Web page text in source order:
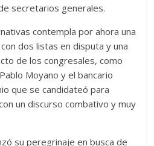
secretarios generales.
contempla por ahora una
dos listas en disputa y una
de los congresales, como
Moyano y el bancario
que se candidateó para
un discurso combativo y muy
su peregrinaje en busca de